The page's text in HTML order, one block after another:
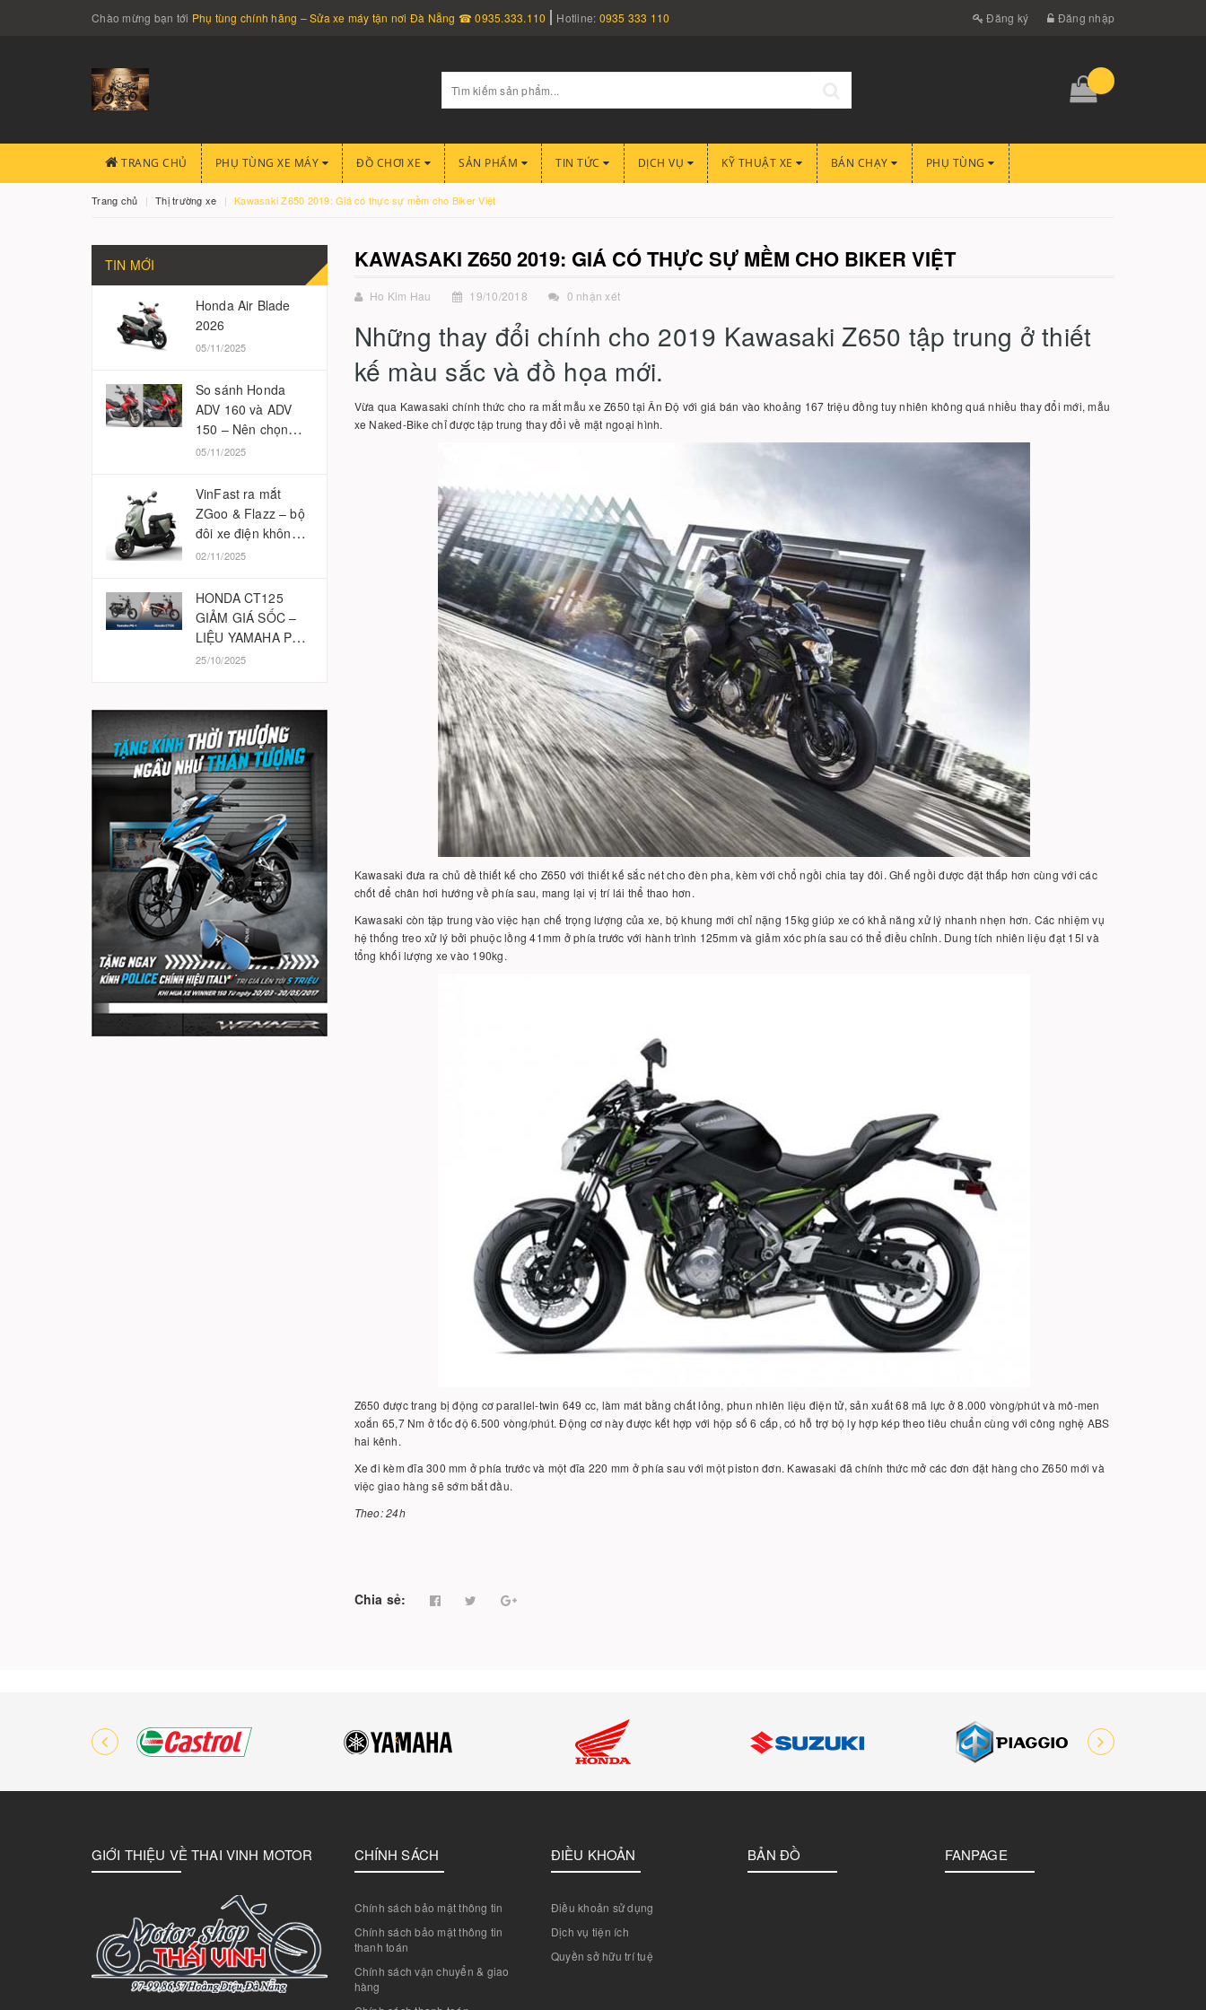
Chào mừng bạn tới Phụ tùng chính hãng – Sửa xe máy tận nơi Đà Nẵng ☎ 0935.333.110 Hotline: 0935 333 110 Đăng ký Đăng nhập
TRANG CHỦ PHỤ TÙNG XE MÁY ĐỒ CHƠI XE SẢN PHẨM TIN TỨC DỊCH VỤ KỸ THUẬT XE BÁN CHẠY PHỤ TÙNG
Trang chủ Thị trường xe Kawasaki Z650 2019: Giá có thực sự mềm cho Biker Việt
KAWASAKI Z650 2019: GIÁ CÓ THỰC SỰ MỀM CHO BIKER VIỆT
Ho Kim Hau 19/10/2018 0 nhận xét
Những thay đổi chính cho 2019 Kawasaki Z650 tập trung ở thiết
kế màu sắc và đồ họa mới.
Vừa qua Kawasaki chính thức cho ra mắt mẫu xe Z650 tại Ân Độ với giá bán vào khoảng 167 triệu đồng tuy nhiên không quá nhiều thay đổi mới, mẫu
xe Naked-Bike chỉ được tập trung thay đổi về mặt ngoại hình.
Kawasaki đưa ra chủ đề thiết kế cho Z650 với thiết kế sắc nét cho đèn pha, kèm với chổ ngồi chia tay đôi. Ghế ngồi được đặt thấp hơn cùng với các
chốt để chân hơi hướng về phía sau, mang lại vị trí lái thể thao hơn.
Kawasaki còn tập trung vào việc hạn chế trọng lượng của xe, bộ khung mới chỉ nặng 15kg giúp xe có khả năng xử lý nhanh nhẹn hơn. Các nhiệm vụ
hệ thống treo xử lý bởi phuộc lồng 41mm ở phía trước với hành trình 125mm và giảm xóc phía sau có thể điều chỉnh. Dung tích nhiên liệu đạt 15l và
tổng khối lượng xe vào 190kg.
Z650 được trang bị động cơ parallel-twin 649 cc, làm mát bằng chất lỏng, phun nhiên liệu điện tử, sản xuất 68 mã lực ở 8.000 vòng/phút và mô-men
xoắn 65,7 Nm ở tốc độ 6.500 vòng/phút. Động cơ này được kết hợp với hộp số 6 cấp, có hỗ trợ bộ ly hợp kép theo tiêu chuẩn cùng với công nghệ ABS
hai kênh.
Xe đi kèm đĩa 300 mm ở phía trước và một đĩa 220 mm ở phía sau với một piston đơn. Kawasaki đã chính thức mở các đơn đặt hàng cho Z650 mới và
việc giao hàng sẽ sớm bắt đầu.
Theo: 24h
Chia sẻ:
TIN MỚI
Honda Air Blade
2026
05/11/2025
So sánh Honda
ADV 160 và ADV
150 – Nên chọn
phiên bản nào
05/11/2025
VinFast ra mắt
ZGoo & Flazz – bộ
đôi xe điện không
cần bằng lái
02/11/2025
HONDA CT125
GIẢM GIÁ SỐC –
LIỆU YAMAHA PG-
1 CÓ BỊ ẢNH
25/10/2025
GIỚI THIỆU VỀ THAI VINH MOTOR CHÍNH SÁCH
Chính sách bảo mật thông tin
Chính sách bảo mật thông tin
thanh toán
Chính sách vận chuyển & giao
hàng
ĐIỀU KHOẢN
Điều khoản sử dụng
Dịch vụ tiện ích
Quyền sở hữu trí tuệ
BẢN ĐỒ FANPAGE